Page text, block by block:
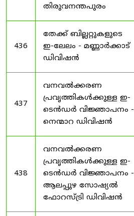
തിരുവനന്തപുരം
436
തേക്ക് ബില്ലറ്റുകളുടെ
ഇ-ലേലം - മണ്ണാർക്കാട്
ഡിവിഷൻ
437
വനവൽക്കരണ
പ്രവൃത്തികൾക്കുള്ള ഇ-
ടെൻഡർ വിജ്ഞാപനം -
നെന്മാറ ഡിവിഷൻ
438
വനവൽക്കരണ
പ്രവൃത്തികൾക്കുള്ള ഇ-
ടെൻഡർ വിജ്ഞാപനം -
ആലപ്പുഴ സോഷ്യൽ
ഫോറസ്ട്രി ഡിവിഷൻ